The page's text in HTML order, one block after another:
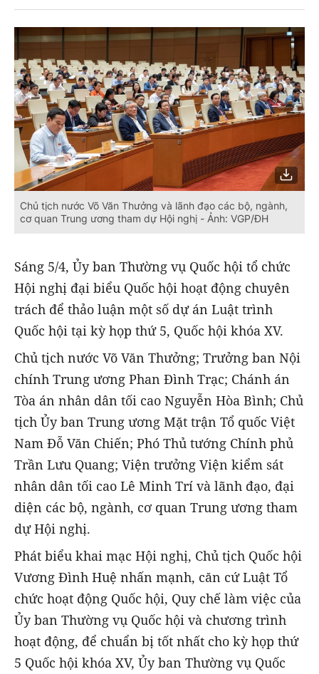
Chủ tịch nước Võ Văn Thưởng và lãnh đạo các bộ, ngành,
cơ quan Trung ương tham dự Hội nghị - Ảnh: VGP/ĐH
Sáng 5/4, Ủy ban Thường vụ Quốc hội tổ chức
Hội nghị đại biểu Quốc hội hoạt động chuyên
trách để thảo luận một số dự án Luật trình
Quốc hội tại kỳ họp thứ 5, Quốc hội khóa XV.
Chủ tịch nước Võ Văn Thưởng; Trưởng ban Nội
chính Trung ương Phan Đình Trạc; Chánh án
Tòa án nhân dân tối cao Nguyễn Hòa Bình; Chủ
tịch Ủy ban Trung ương Mặt trận Tổ quốc Việt
Nam Đỗ Văn Chiến; Phó Thủ tướng Chính phủ
Trần Lưu Quang; Viện trưởng Viện kiểm sát
nhân dân tối cao Lê Minh Trí và lãnh đạo, đại
diện các bộ, ngành, cơ quan Trung ương tham
dự Hội nghị.
Phát biểu khai mạc Hội nghị, Chủ tịch Quốc hội
Vương Đình Huệ nhấn mạnh, căn cứ Luật Tổ
chức hoạt động Quốc hội, Quy chế làm việc của
Ủy ban Thường vụ Quốc hội và chương trình
hoạt động, để chuẩn bị tốt nhất cho kỳ họp thứ
5 Quốc hội khóa XV, Ủy ban Thường vụ Quốc